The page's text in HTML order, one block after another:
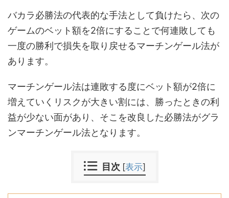
バカラ必勝法の代表的な手法として負けたら、次の
ゲームのベット額を2倍にすることで何連敗しても
一度の勝利で損失を取り戻せるマーチンゲール法が
あります。
マーチンゲール法は連敗する度にベット額が2倍に
増えていくリスクが大きい割には、勝ったときの利
益が少ない面があり、そこを改良した必勝法がグラ
ンマーチンゲール法となります。
目次 [表示]